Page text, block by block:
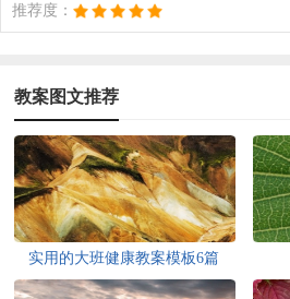
推荐度：
教案图文推荐
实用的大班健康教案模板6篇